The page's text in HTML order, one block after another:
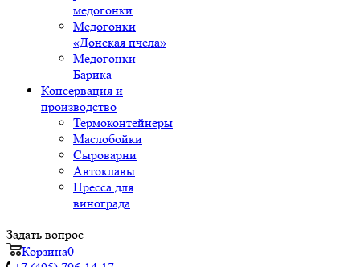
медогонки
Медогонки
«Донская пчела»
Медогонки
Барика
Консервация и
производство
Термоконтейнеры
Маслобойки
Сыроварни
Автоклавы
Пресса для
винограда
Задать вопрос
Корзина0